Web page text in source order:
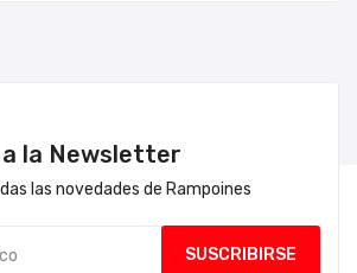
la Newsletter
las novedades de Rampoines